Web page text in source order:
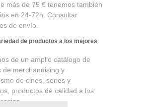
más de 75 € tenemos también
en 24-72h. Consultar
de envío.
de productos a los mejores
de un amplio catálogo de
de merchandising y
de cines, series y
productos de calidad a los